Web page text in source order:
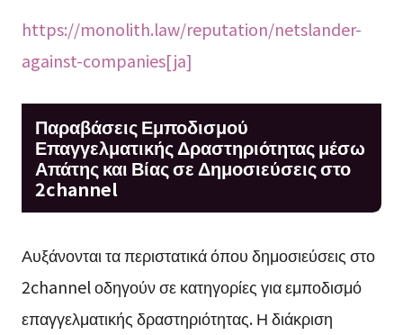
https://monolith.law/reputation/netslander-
against-companies[ja]
Παραβάσεις Εμποδισμού
Επαγγελματικής Δραστηριότητας μέσω
Απάτης και Βίας σε Δημοσιεύσεις στο
2channel
Αυξάνονται τα περιστατικά όπου δημοσιεύσεις στο
2channel οδηγούν σε κατηγορίες για εμποδισμό
επαγγελματικής δραστηριότητας. Η διάκριση